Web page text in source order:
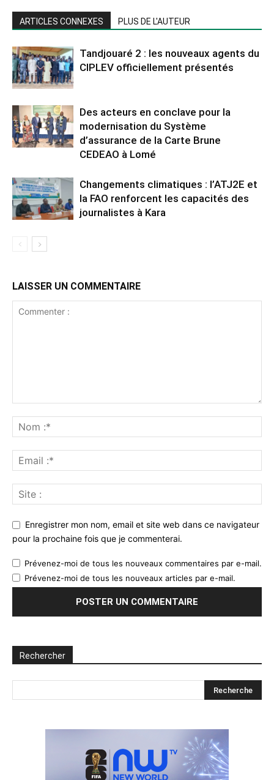
ARTICLES CONNEXES PLUS DE L'AUTEUR
Tandjouaré 2 : les nouveaux agents du
CIPLEV officiellement présentés
Des acteurs en conclave pour la
modernisation du Système
d’assurance de la Carte Brune
CEDEAO à Lomé
Changements climatiques : l’ATJ2E et
la FAO renforcent les capacités des
journalistes à Kara
LAISSER UN COMMENTAIRE
Enregistrer mon nom, email et site web dans ce navigateur
pour la prochaine fois que je commenterai.
Prévenez-moi de tous les nouveaux commentaires par e-mail.
Prévenez-moi de tous les nouveaux articles par e-mail.
Rechercher